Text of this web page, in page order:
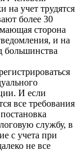
на учет трудятся
более 30
сторона
и на
большинства
И если
все требования
службу, в
с учета при
не все